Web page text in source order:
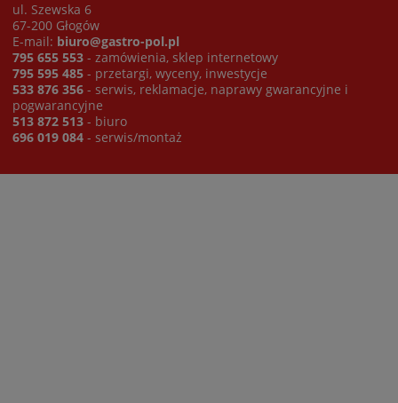
ul. Szewska 6
67-200 Głogów
E-mail: biuro@gastro-pol.pl
795 655 553 - zamówienia, sklep internetowy
795 595 485 - przetargi, wyceny, inwestycje
533 876 356 - serwis, reklamacje, naprawy gwarancyjne i
pogwarancyjne
513 872 513 - biuro
696 019 084 - serwis/montaż